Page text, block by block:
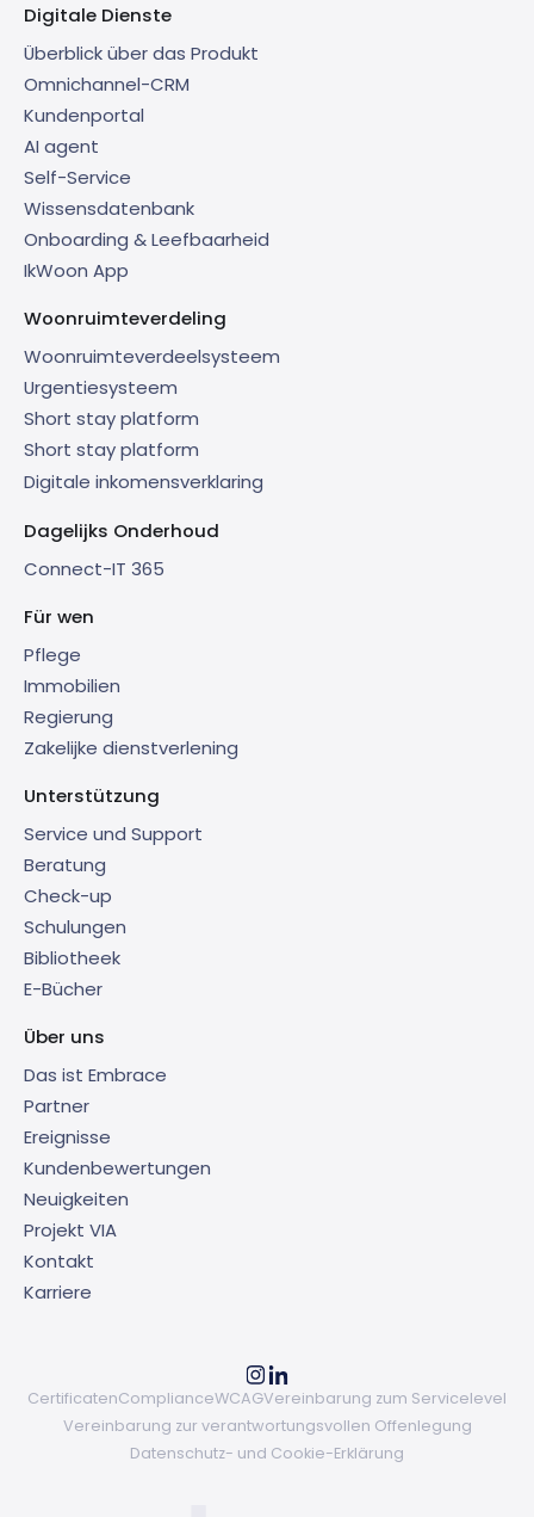
Digitale Dienste
Überblick über das Produkt
Omnichannel-CRM
Kundenportal
AI agent
Self-Service
Wissensdatenbank
Onboarding & Leefbaarheid
IkWoon App
Woonruimteverdeling
Woonruimteverdeelsysteem
Urgentiesysteem
Short stay platform
Short stay platform
Digitale inkomensverklaring
Dagelijks Onderhoud
Connect-IT 365
Für wen
Pflege
Immobilien
Regierung
Zakelijke dienstverlening
Unterstützung
Service und Support
Beratung
Check-up
Schulungen
Bibliotheek
E-Bücher
Über uns
Das ist Embrace
Partner
Ereignisse
Kundenbewertungen
Neuigkeiten
Projekt VIA
Kontakt
Karriere
CertificatenComplianceWCAGVereinbarung zum Servicelevel
Vereinbarung zur verantwortungsvollen Offenlegung
Datenschutz- und Cookie-Erklärung